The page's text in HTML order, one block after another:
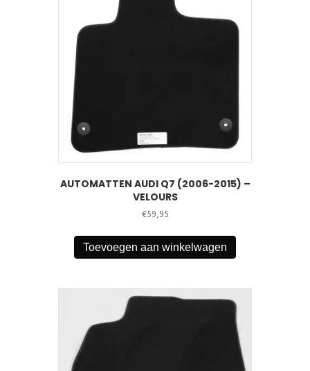
AUTOMATTEN AUDI Q7 (2006-2015) –
VELOURS
€59,95
Toevoegen aan winkelwagen